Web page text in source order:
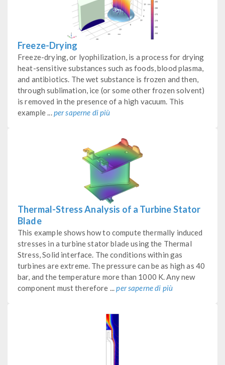
Freeze-Drying
Freeze-drying, or lyophilization, is a process for drying
heat-sensitive substances such as foods, blood plasma,
and antibiotics. The wet substance is frozen and then,
through sublimation, ice (or some other frozen solvent)
is removed in the presence of a high vacuum. This
example ...per saperne di più
Thermal-Stress Analysis of a Turbine Stator
Blade
This example shows how to compute thermally induced
stresses in a turbine stator blade using the Thermal
Stress, Solid interface. The conditions within gas
turbines are extreme. The pressure can be as high as 40
bar, and the temperature more than 1000 K. Any new
component must therefore ...per saperne di più